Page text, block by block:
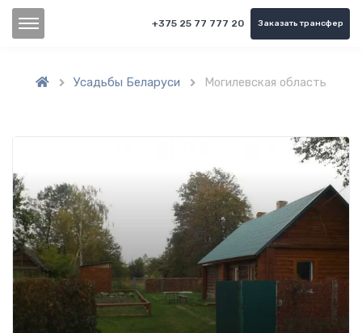
+375 25 77 777 20 Заказать трансфер
 Усадьбы Беларуси  Могилевская область